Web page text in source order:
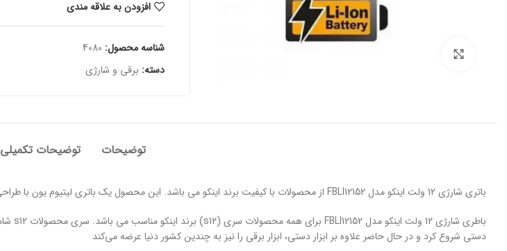
افزودن به علاقه مندی
شناسه محصول: 4080
دسته: برقی و شارژی
توضیحات توضیحات تکمیلی
باتری شارژی 12 ولت اینکو مدل FBLI12152 از محصولات با کیفیت برند اینکو می باشد. این محصول یک باتری لیتیوم یون با طراحی عالی و قابل استفاده در تعداد دفعات زیاد می باشد. باطری اینکو دارای آمپراژ 1.5 آمپر می باشد.
دستی شروع کرد و در حال حاضر علاوه بر ابزار دستی، ابزار برقی را نیز به چندین کشور دنیا عرضه می‌کند